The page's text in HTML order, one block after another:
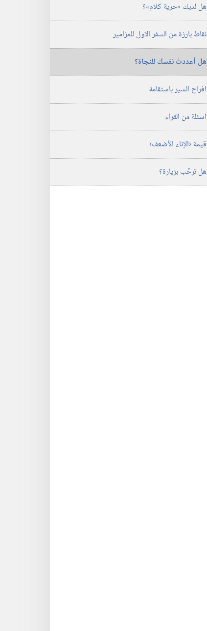
هل لديك «حرية كلام»؟‏
نقاط بارزة من السفر الاول للمزامير
هل أعددتَ نفسك للنجاة؟‏
افراح السير باستقامة
اسئلة من القراء
قيمة ‹الإناء الأضعف›‏
هل ترحِّب بزيارة؟‏